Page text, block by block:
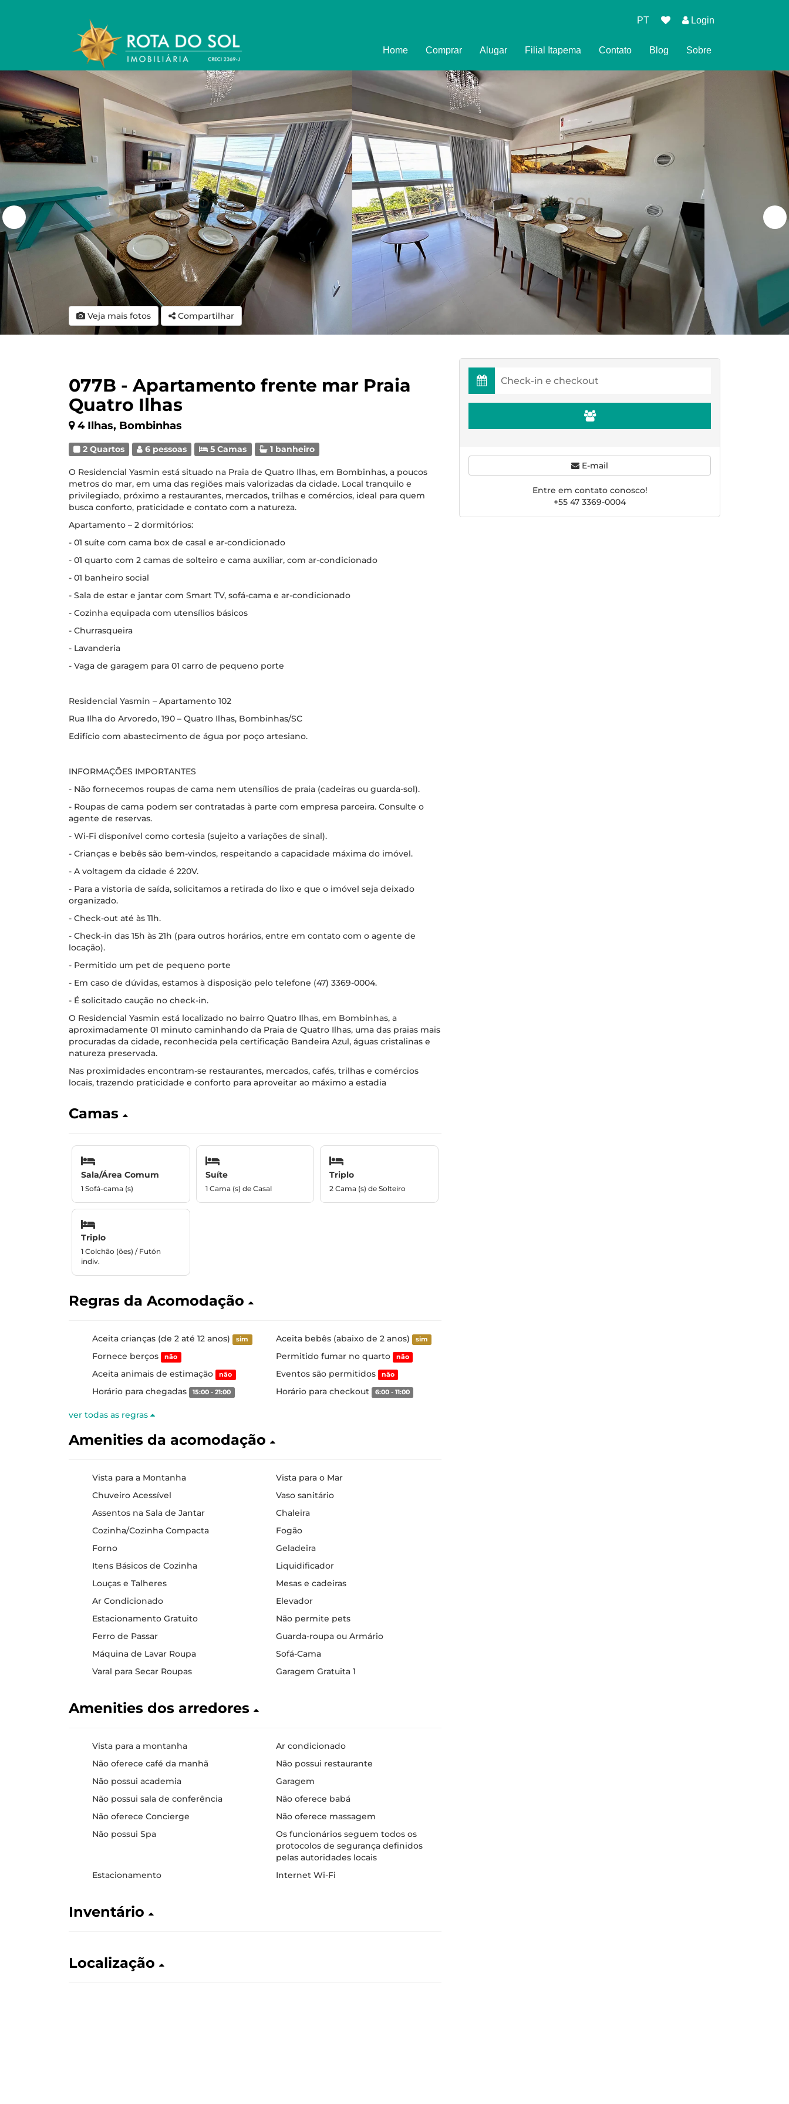
PT Login
Home Comprar Alugar
Imóveis
Formulário de Reserva
Promoções
Política de Privacidade
Termo e Condições para Reservar
Filial Itapema Contato Blog Sobre
Veja mais fotos Compartilhar
077B - Apartamento frente mar Praia
Quatro Ilhas
4 Ilhas, Bombinhas
2 Quartos 6 pessoas 5 Camas 1 banheiro
O Residencial Yasmin está situado na Praia de Quatro Ilhas, em Bombinhas, a poucos
metros do mar, em uma das regiões mais valorizadas da cidade. Local tranquilo e
privilegiado, próximo a restaurantes, mercados, trilhas e comércios, ideal para quem
busca conforto, praticidade e contato com a natureza.
Apartamento – 2 dormitórios:
- 01 suíte com cama box de casal e ar-condicionado
- 01 quarto com 2 camas de solteiro e cama auxiliar, com ar-condicionado
- 01 banheiro social
- Sala de estar e jantar com Smart TV, sofá-cama e ar-condicionado
- Cozinha equipada com utensílios básicos
- Churrasqueira
- Lavanderia
- Vaga de garagem para 01 carro de pequeno porte
Residencial Yasmin – Apartamento 102
Rua Ilha do Arvoredo, 190 – Quatro Ilhas, Bombinhas/SC
Edifício com abastecimento de água por poço artesiano.
INFORMAÇÕES IMPORTANTES
- Não fornecemos roupas de cama nem utensílios de praia (cadeiras ou guarda-sol).
- Roupas de cama podem ser contratadas à parte com empresa parceira. Consulte o
agente de reservas.
- Wi-Fi disponível como cortesia (sujeito a variações de sinal).
- Crianças e bebês são bem-vindos, respeitando a capacidade máxima do imóvel.
- A voltagem da cidade é 220V.
- Para a vistoria de saída, solicitamos a retirada do lixo e que o imóvel seja deixado
organizado.
- Check-out até às 11h.
- Check-in das 15h às 21h (para outros horários, entre em contato com o agente de
locação).
- Permitido um pet de pequeno porte
- Em caso de dúvidas, estamos à disposição pelo telefone (47) 3369-0004.
- É solicitado caução no check-in.
O Residencial Yasmin está localizado no bairro Quatro Ilhas, em Bombinhas, a
aproximadamente 01 minuto caminhando da Praia de Quatro Ilhas, uma das praias mais
procuradas da cidade, reconhecida pela certificação Bandeira Azul, águas cristalinas e
natureza preservada.
Nas proximidades encontram-se restaurantes, mercados, cafés, trilhas e comércios
locais, trazendo praticidade e conforto para aproveitar ao máximo a estadia
Camas
Sala/Área Comum
1 Sofá-cama (s)
Suíte
1 Cama (s) de Casal
Triplo
2 Cama (s) de Solteiro
Triplo
1 Colchão (ões) / Futón
indiv.
Regras da Acomodação
Aceita crianças (de 2 até 12 anos) sim Aceita bebês (abaixo de 2 anos) sim
Fornece berços não Permitido fumar no quarto não
Aceita animais de estimação não Eventos são permitidos não
Horário para chegadas 15:00 - 21:00 Horário para checkout 6:00 - 11:00
ver todas as regras
Amenities da acomodação
Vista para a Montanha
Vista para o Mar
Chuveiro Acessível
Vaso sanitário
Assentos na Sala de Jantar
Chaleira
Cozinha/Cozinha Compacta
Fogão
Forno
Geladeira
Itens Básicos de Cozinha
Liquidificador
Louças e Talheres
Mesas e cadeiras
Ar Condicionado
Elevador
Estacionamento Gratuito
Não permite pets
Ferro de Passar
Guarda-roupa ou Armário
Máquina de Lavar Roupa
Sofá-Cama
Varal para Secar Roupas
Garagem Gratuita 1
Amenities dos arredores
Vista para a montanha
Ar condicionado
Não oferece café da manhã
Não possui restaurante
Não possui academia
Garagem
Não possui sala de conferência
Não oferece babá
Não oferece Concierge
Não oferece massagem
Não possui Spa
Os funcionários seguem todos os
protocolos de segurança definidos
pelas autoridades locais
Estacionamento
Internet Wi-Fi
Inventário
Localização
E-mail
Entre em contato conosco!
+55 47 3369-0004